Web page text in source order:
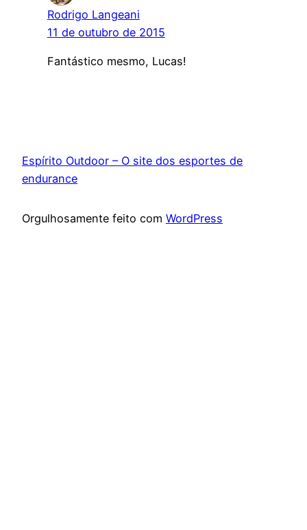
Rodrigo Langeani
11 de outubro de 2015
Fantástico mesmo, Lucas!
Espírito Outdoor – O site dos esportes de
endurance
Orgulhosamente feito com WordPress